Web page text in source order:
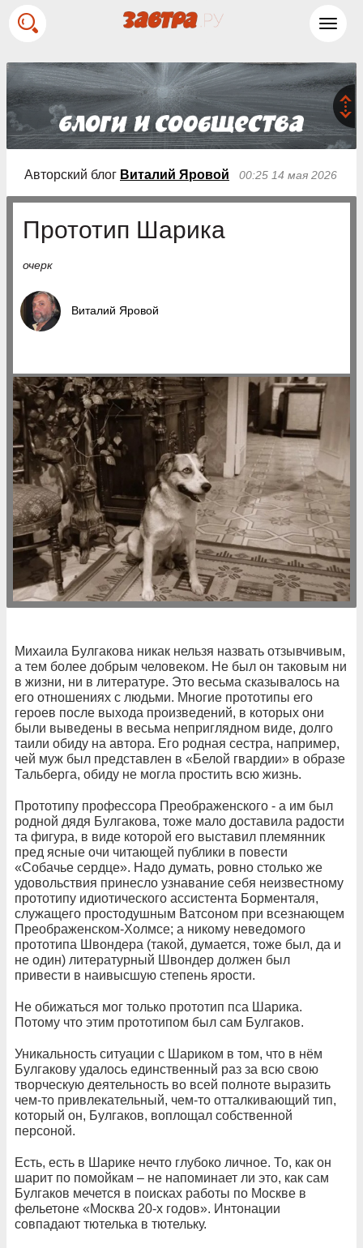
Авторский блог Виталий Яровой 00:25 14 мая 2026
Прототип Шарика
очерк
Виталий Яровой
Михаила Булгакова никак нельзя назвать отзывчивым,
а тем более добрым человеком. Не был он таковым ни
в жизни, ни в литературе. Это весьма сказывалось на
его отношениях с людьми. Многие прототипы его
героев после выхода произведений, в которых они
были выведены в весьма неприглядном виде, долго
таили обиду на автора. Его родная сестра, например,
чей муж был представлен в «Белой гвардии» в образе
Тальберга, обиду не могла простить всю жизнь.
Прототипу профессора Преображенского - а им был
родной дядя Булгакова, тоже мало доставила радости
та фигура, в виде которой его выставил племянник
пред ясные очи читающей публики в повести
«Собачье сердце». Надо думать, ровно столько же
удовольствия принесло узнавание себя неизвестному
прототипу идиотического ассистента Борменталя,
служащего простодушным Ватсоном при всезнающем
Преображенском-Холмсе; а никому неведомого
прототипа Швондера (такой, думается, тоже был, да и
не один) литературный Швондер должен был
привести в наивысшую степень ярости.
Не обижаться мог только прототип пса Шарика.
Потому что этим прототипом был сам Булгаков.
Уникальность ситуации с Шариком в том, что в нём
Булгакову удалось единственный раз за всю свою
творческую деятельность во всей полноте выразить
чем-то привлекательный, чем-то отталкивающий тип,
который он, Булгаков, воплощал собственной
персоной.
Есть, есть в Шарике нечто глубоко личное. То, как он
шарит по помойкам – не напоминает ли это, как сам
Булгаков мечется в поисках работы по Москве в
фельетоне «Москва 20-х годов». Интонации
совпадают тютелька в тютельку.